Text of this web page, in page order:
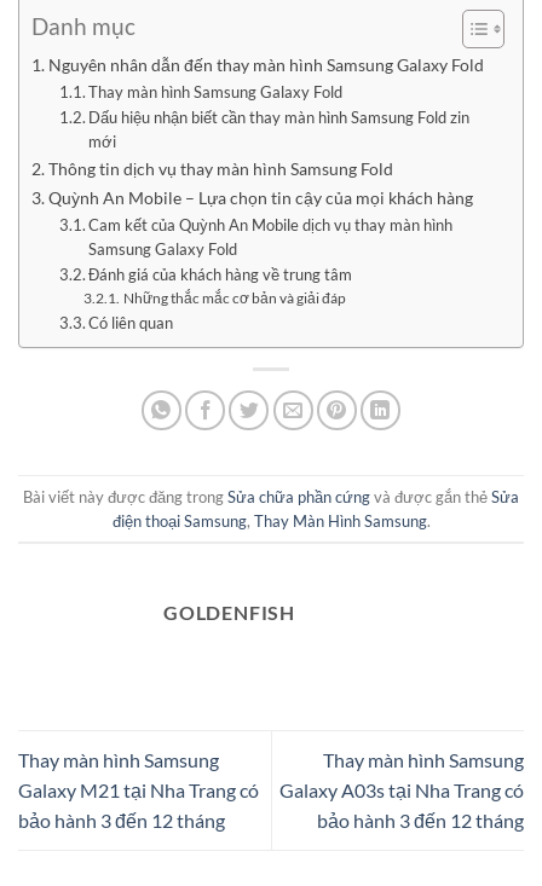
Danh mục
Nguyên nhân dẫn đến thay màn hình Samsung Galaxy Fold
Thay màn hình Samsung Galaxy Fold
Dấu hiệu nhận biết cần thay màn hình Samsung Fold zin
mới
Thông tin dịch vụ thay màn hình Samsung Fold
Quỳnh An Mobile – Lựa chọn tin cậy của mọi khách hàng
Cam kết của Quỳnh An Mobile dịch vụ thay màn hình
Samsung Galaxy Fold
Đánh giá của khách hàng về trung tâm
Những thắc mắc cơ bản và giải đáp
Có liên quan
Bài viết này được đăng trongSửa chữa phần cứngvà được gắn thẻSửa
điện thoại Samsung, Thay Màn Hình Samsung.
GOLDENFISH
Thay màn hình Samsung
Galaxy M21 tại Nha Trang có
bảo hành 3 đến 12 tháng
Thay màn hình Samsung
Galaxy A03s tại Nha Trang có
bảo hành 3 đến 12 tháng